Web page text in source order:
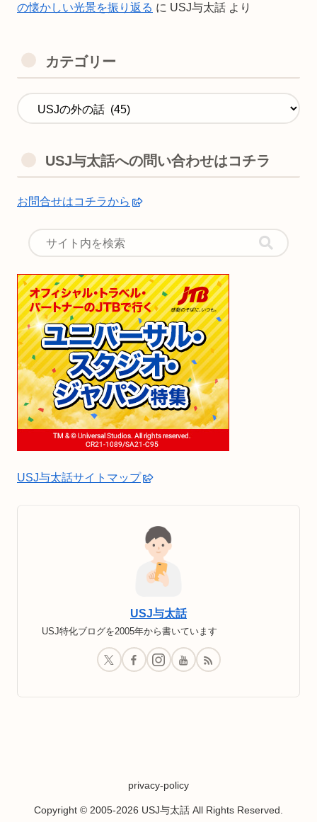
の懐かしい光景を振り返る に USJ与太話 より
カテゴリー
USJ与太話への問い合わせはコチラ
お問合せはコチラから
USJ与太話サイトマップ
USJ与太話
USJ特化ブログを2005年から書いています
privacy-policy
Copyright © 2005-2026 USJ与太話 All Rights Reserved.